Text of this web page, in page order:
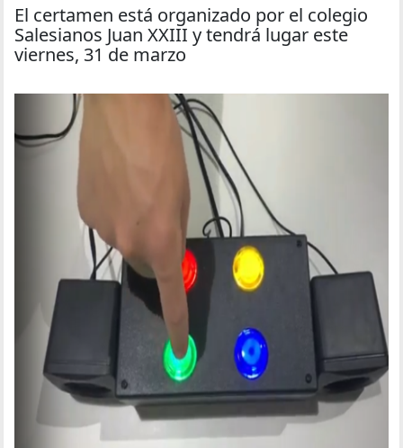
El certamen está organizado por el colegio
Salesianos Juan XXIII y tendrá lugar este
viernes, 31 de marzo